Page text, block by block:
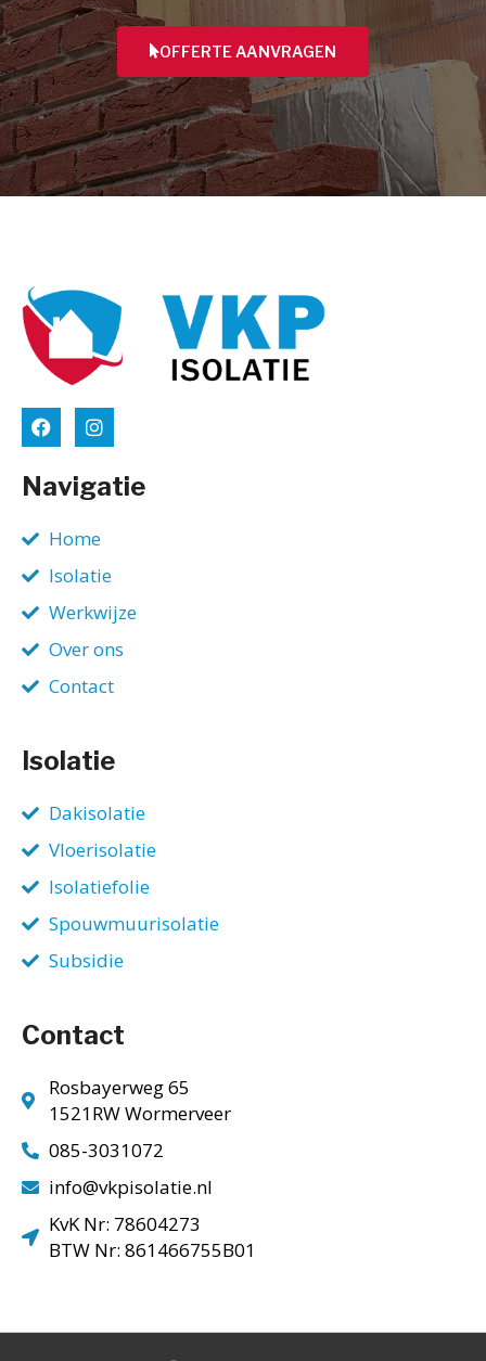
OFFERTE AANVRAGEN
Navigatie
Home
Isolatie
Werkwijze
Over ons
Contact
Isolatie
Dakisolatie
Vloerisolatie
Isolatiefolie
Spouwmuurisolatie
Subsidie
Contact
Rosbayerweg 65
1521RW Wormerveer
085-3031072
info@vkpisolatie.nl
KvK Nr: 78604273
BTW Nr: 861466755B01